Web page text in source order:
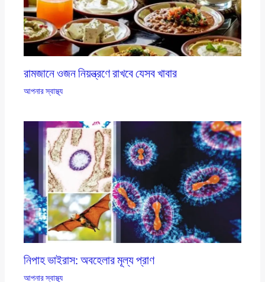
রামজানে ওজন নিয়ন্ত্রণে রাখবে যেসব খাবার
আপনার স্বাস্থ্য
নিপাহ ভাইরাস: অবহেলার মূল্য প্রাণ
আপনার স্বাস্থ্য